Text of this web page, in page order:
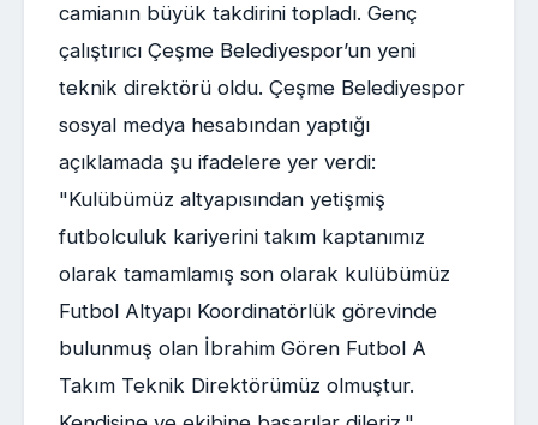
camianın büyük takdirini topladı. Genç
çalıştırıcı Çeşme Belediyespor’un yeni
teknik direktörü oldu. Çeşme Belediyespor
sosyal medya hesabından yaptığı
açıklamada şu ifadelere yer verdi:
"Kulübümüz altyapısından yetişmiş
futbolculuk kariyerini takım kaptanımız
olarak tamamlamış son olarak kulübümüz
Futbol Altyapı Koordinatörlük görevinde
bulunmuş olan İbrahim Gören Futbol A
Takım Teknik Direktörümüz olmuştur.